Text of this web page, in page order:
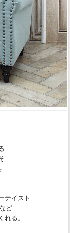
テイスト
ど
れる。